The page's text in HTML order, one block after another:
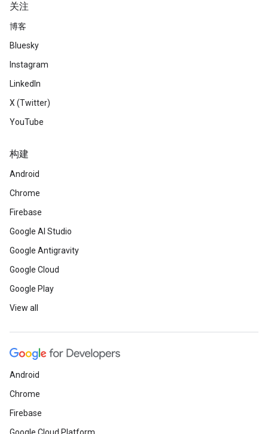
关注
博客
Bluesky
Instagram
LinkedIn
X (Twitter)
YouTube
构建
Android
Chrome
Firebase
Google AI Studio
Google Antigravity
Google Cloud
Google Play
View all
Android
Chrome
Firebase